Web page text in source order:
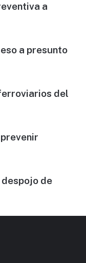
a
a presunto
del
de